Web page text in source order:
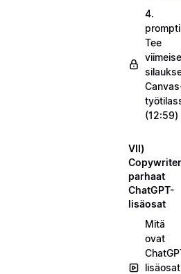
4.
Tee
(12:59)
VII)
parhaat
ChatGPT-
lisäosat
Mitä
ovat
lisäosat